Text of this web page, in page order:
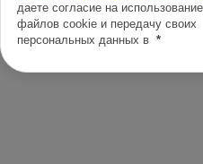
даете согласие на использование
файлов cookie и передачу своих
персональных данных в *